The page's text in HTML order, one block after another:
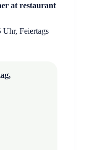
at restaurant
Feiertags